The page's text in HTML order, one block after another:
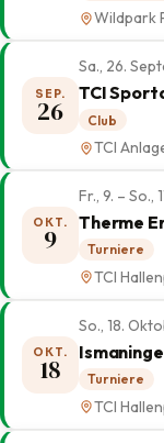
Wildpark
SEP.
26
Sa., 26.
TCI
Club
TCI
OKT.
9
Fr., 9. – So.,
Therme
Turniere
TCI
OKT.
18
So., 18.
Turniere
TCI